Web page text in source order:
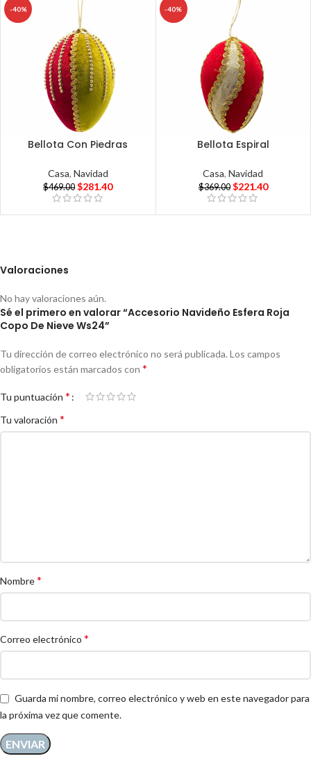
-40%
Bellota Con Piedras
Casa, Navidad
$469.00 $281.40
-40%
Bellota Espiral
Casa,Navidad
$369.00 $221.40
Valoraciones
No hay valoraciones aún.
Sé el primero en valorar “Accesorio Navideño Esfera Roja
Copo De Nieve Ws24”
Tu dirección de correo electrónico no será publicada. Los campos
obligatorios están marcados con *
Tu puntuación *
Tu valoración *
Nombre*
Correo electrónico *
Guarda mi nombre, correo electrónico y web en este navegador para
la próxima vez que comente.